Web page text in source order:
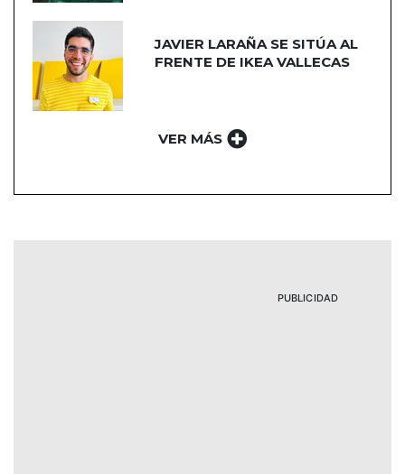
JAVIER LARAÑA SE SITÚA AL
FRENTE DE IKEA VALLECAS
VER MÁS
PUBLICIDAD